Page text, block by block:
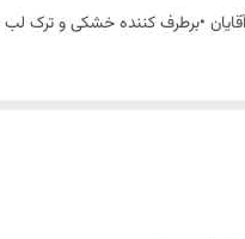
آقایان •برطرف کننده خشکی و ترک